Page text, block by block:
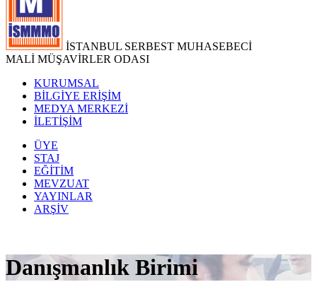
İSTANBUL SERBEST MUHASEBECİ
MALİ MÜŞAVİRLER ODASI
KURUMSAL
BİLGİYE ERİŞİM
MEDYA MERKEZİ
İLETİŞİM
ÜYE
STAJ
EĞİTİM
MEVZUAT
YAYINLAR
ARŞİV
Danışmanlık Birimi